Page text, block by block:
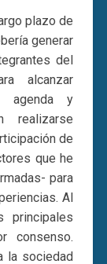
plazo de
generar
del
alcanzar
agenda y
realizarse
de
que he
para
Al
principales
consenso.
la sociedad